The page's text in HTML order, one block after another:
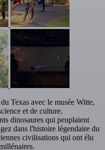
Texas avec le musée Witte,
et de culture.
dinosaures qui peuplaient
dans l'histoire légendaire du
civilisations qui ont élu